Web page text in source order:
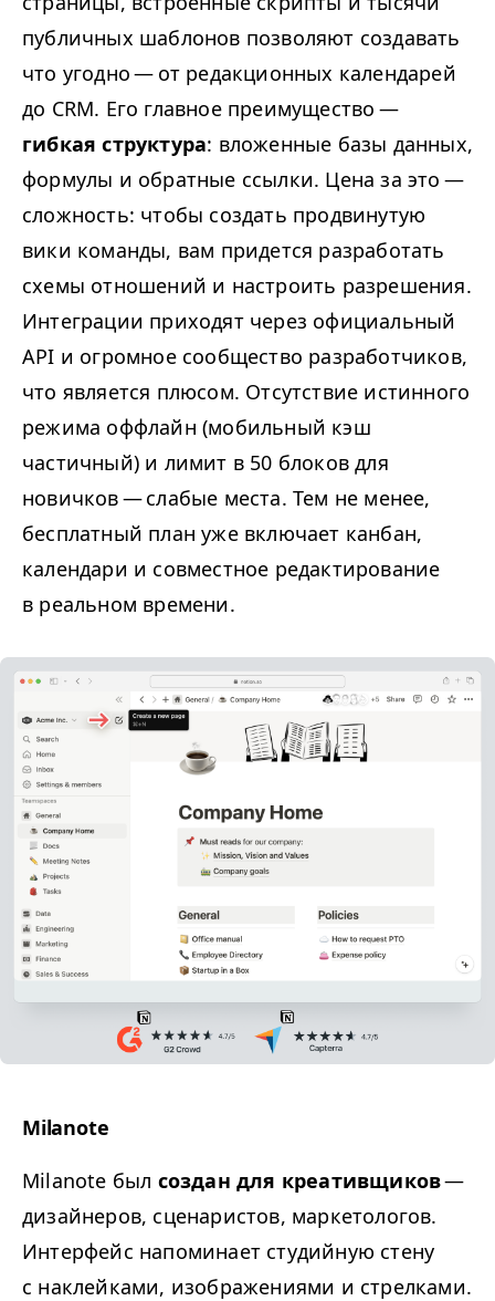
публичных шаблонов позволяют создавать
что угодно — от редакционных календарей
до CRM. Его главное преимущество —
гибкая структура: вложенные базы данных,
формулы и обратные ссылки. Цена за это —
сложность: чтобы создать продвинутую
вики команды, вам придется разработать
схемы отношений и настроить разрешения.
Интеграции приходят через официальный
API и огромное сообщество разработчиков,
что является плюсом. Отсутствие истинного
режима оффлайн (мобильный кэш
частичный) и лимит в 50 блоков для
новичков — слабые места. Тем не менее,
бесплатный план уже включает канбан,
календари и совместное редактирование
в реальном времени.
Milanote
Milanote был создан для креативщиков—
дизайнеров, сценаристов, маркетологов.
Интерфейс напоминает студийную стену
с наклейками, изображениями и стрелками.